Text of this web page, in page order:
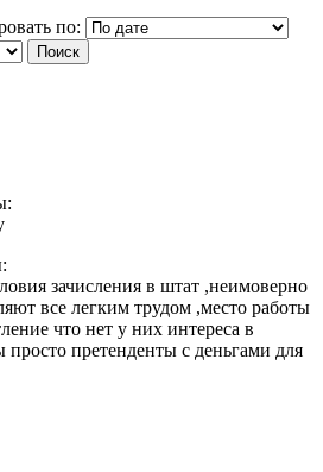
по:
зачисления в штат ,неимоверно
все легким трудом ,место работы
что нет у них интереса в
претенденты с деньгами для